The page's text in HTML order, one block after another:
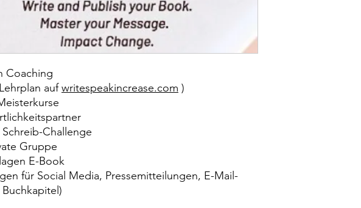
Coaching
aufwritespeakincrease.com )
Challenge
Gruppe
E-Book
für Social Media, Pressemitteilungen, E-Mail-